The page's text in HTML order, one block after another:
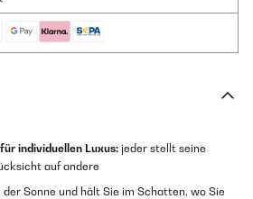
individuellen Luxus: jeder stellt seine
auf andere
Sonne und hält Sie im Schatten, wo Sie